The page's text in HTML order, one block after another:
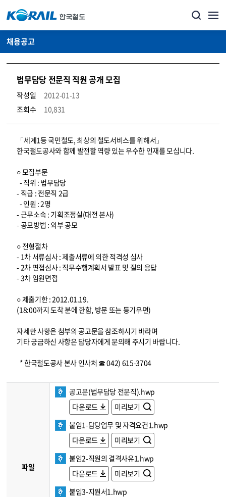
채용공고
법무담당 전문직 직원 공개 모집
작성일
2012-01-13
조회수
10,831
코레일소개_경영공시_채용공고 상세보기 – 내용, 파일, 담당자 연락처로 구성
「세계1등 국민철도, 최상의 철도서비스를 위해서」
한국철도공사와 함께 발전할 역량 있는 우수한 인재를 모십니다.
○ 모집부문
- 직위 : 법무담당
- 직급 : 전문직 2급
- 인원 : 2명
- 근무소속 : 기획조정실(대전 본사)
- 공모방법 : 외부 공모
○ 전형절차
- 1차 서류심사 : 제출서류에 의한 적격성 심사
- 2차 면접심사 : 직무수행계획서 발표 및 질의 응답
- 3차 임원면접
○ 제출기한 : 2012.01.19.
(18:00까지 도착 분에 한함, 방문 또는 등기우편)
자세한 사항은 첨부의 공고문을 참조하시기 바라며
기타 궁금하신 사항은 담당자에게 문의해 주시기 바랍니다.
* 한국철도공사 본사 인사처 ☎ 042) 615-3704
파일
공고문(법무담당 전문직).hwp
다운로드
미리보기
붙임1-담당업무 및 자격요건1.hwp
다운로드
미리보기
붙임2-직원의 결격사유1.hwp
다운로드
미리보기
붙임3-지원서1.hwp